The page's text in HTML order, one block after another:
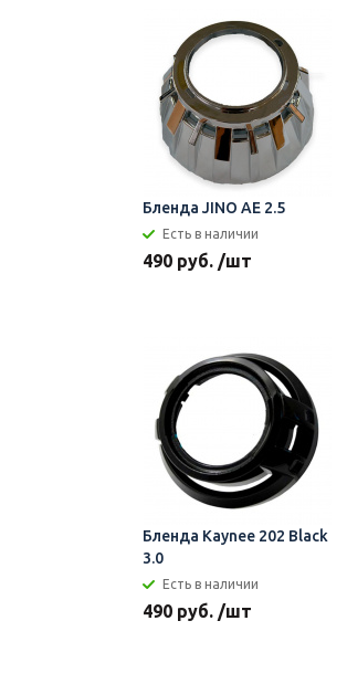
Бленда JINO AE 2.5
Есть в наличии
490 руб. /шт
Бленда Kaynee 202 Black
3.0
Есть в наличии
490 руб. /шт